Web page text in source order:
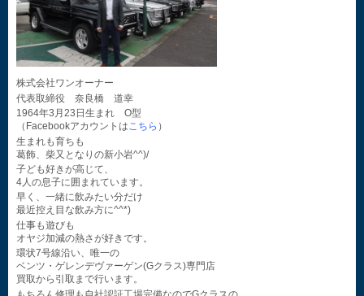
株式会社ワンオーナー
代表取締役 奈良橋 道幸
1964年3月23日生まれ O型
（Facebookアカウントはこちら ）
生まれも育ちも
葛飾、柴又となりの新小岩^^)/
子ども好きが高じて、
4人の息子に囲まれています。
早く、一緒に飲みたい分だけ
最近控え目な飲み方に^^*)
仕事も遊びも
オヤジ加減の熱さが好きです。
環状7号線沿い、唯一の
ベンツ・ゲレンデヴァーゲン(Gクラス)専門店
買取から引取まで行います。